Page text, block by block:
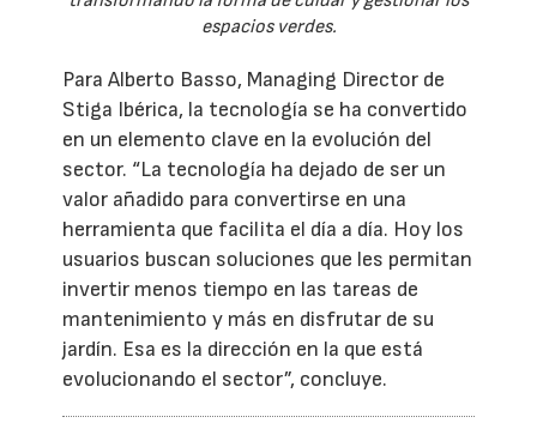
espacios verdes.
Para Alberto Basso, Managing Director de
Stiga Ibérica, la tecnología se ha convertido
en un elemento clave en la evolución del
sector. “La tecnología ha dejado de ser un
valor añadido para convertirse en una
herramienta que facilita el día a día. Hoy los
usuarios buscan soluciones que les permitan
invertir menos tiempo en las tareas de
mantenimiento y más en disfrutar de su
jardín. Esa es la dirección en la que está
evolucionando el sector”, concluye.